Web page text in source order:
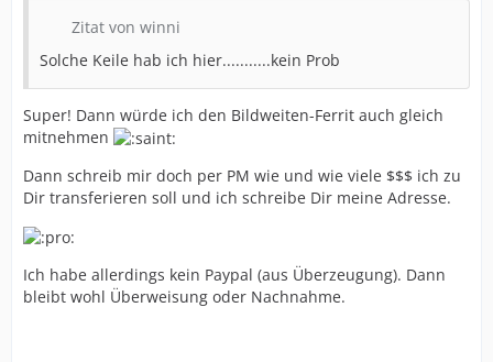
Zitat von winni
Solche Keile hab ich hier...........kein Prob
Super! Dann würde ich den Bildweiten-Ferrit auch gleich
mitnehmen
Dann schreib mir doch per PM wie und wie viele $$$ ich zu
Dir transferieren soll und ich schreibe Dir meine Adresse.
Ich habe allerdings kein Paypal (aus Überzeugung). Dann
bleibt wohl Überweisung oder Nachnahme.